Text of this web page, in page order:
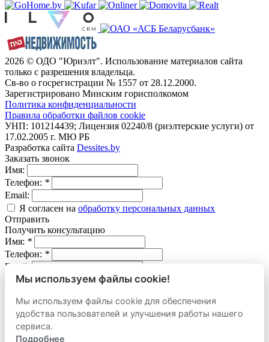
2026 © ОДО "Юриэлт". Использование материалов сайта
только с разрешения владельца.
Св-во о госрегистрации № 1557 от 28.12.2000.
Зарегистрировано Минским горисполкомом
Политика конфиденциальности
Правила обработки файлов cookie
УНП: 101214439; Лицензия 02240/8 (риэлтерские услуги) от
17.02.2005 г. МЮ РБ
Разработка сайта Dessites.by
Заказать звонок
Имя:
Телефон: *
Email:
Я согласен на обработку персональных данных
Отправить
Получить консультацию
Имя: *
Телефон: *
Email:
Я согласен наобработку персональных данных
Отправить
Оставить заявку
продать
Мы используем файлы cookie!
Мы используем файлы cookie для обеспечения
удобства пользователей и улучшения работы нашего
сервиса.
Подробнее